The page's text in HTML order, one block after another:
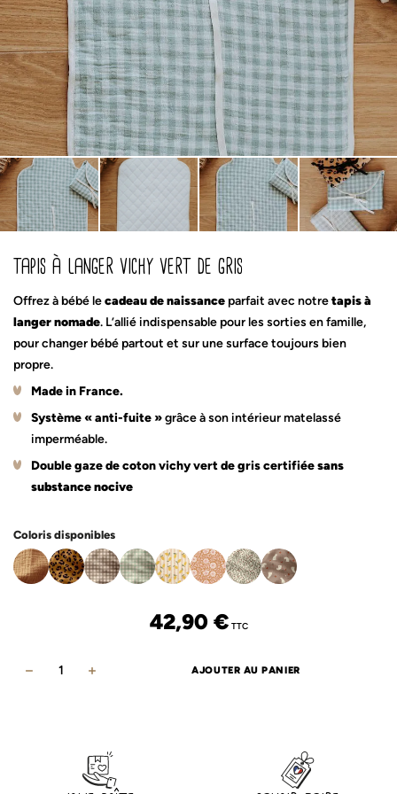
tapis à langer vichy vert de gris
Offrez à bébé lecadeau de naissance parfait avec notretapis à
langer nomade. L’allié indispensable pour les sorties en famille,
pour changer bébé partout et sur une surface toujours bien
propre.
Made in France.
Système « anti-fuite »grâce à son intérieur matelassé
imperméable.
Double gaze de coton vichy vert de gris certifiéesans
substance nocive
Coloris disponibles
42,90 € TTC
AJOUTER AU PANIER